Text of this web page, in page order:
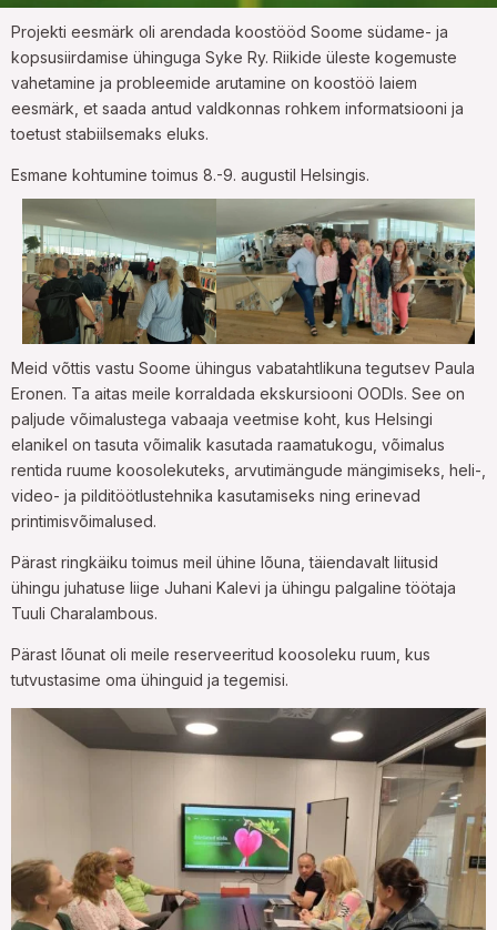
Projekti eesmärk oli arendada koostööd Soome südame- ja
kopsusiirdamise ühinguga Syke Ry. Riikide üleste kogemuste
vahetamine ja probleemide arutamine on koostöö laiem
eesmärk, et saada antud valdkonnas rohkem informatsiooni ja
toetust stabiilsemaks eluks.
Esmane kohtumine toimus 8.-9. augustil Helsingis.
Meid võttis vastu Soome ühingus vabatahtlikuna tegutsev Paula
Eronen. Ta aitas meile korraldada ekskursiooni OODIs. See on
paljude võimalustega vabaaja veetmise koht, kus Helsingi
elanikel on tasuta võimalik kasutada raamatukogu, võimalus
rentida ruume koosolekuteks, arvutimängude mängimiseks, heli-,
video- ja pilditöötlustehnika kasutamiseks ning erinevad
printimisvõimalused.
Pärast ringkäiku toimus meil ühine lõuna, täiendavalt liitusid
ühingu juhatuse liige Juhani Kalevi ja ühingu palgaline töötaja
Tuuli Charalambous.
Pärast lõunat oli meile reserveeritud koosoleku ruum, kus
tutvustasime oma ühinguid ja tegemisi.